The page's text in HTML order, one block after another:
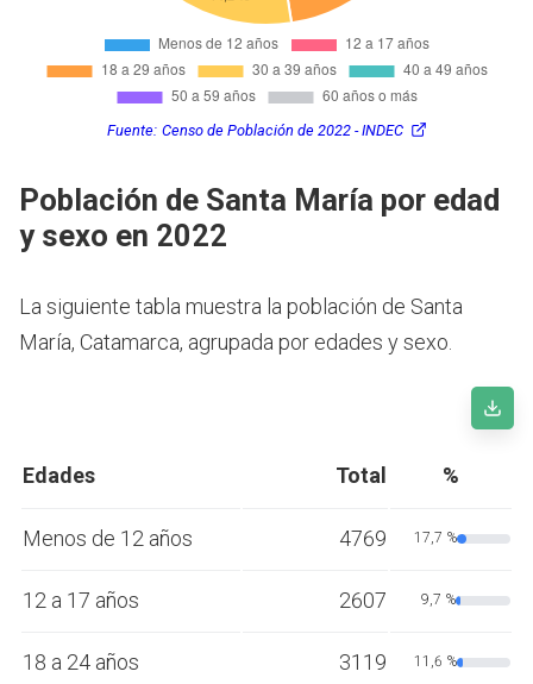
Fuente: Censo de Población de 2022 - INDEC
Población de Santa María por edad
y sexo en 2022
La siguiente tabla muestra la población de Santa
María, Catamarca, agrupada por edades y sexo.
Edades Total %
Menos de 12 años 4769 17,7 %
12 a 17 años 2607 9,7 %
18 a 24 años 3119 11,6 %